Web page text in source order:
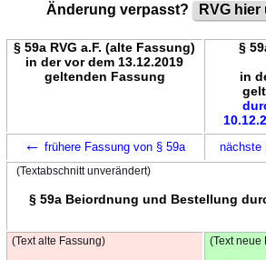
Änderung verpasst? RVG
§ 59a RVG a.F. (alte Fassung)
in der vor dem 13.12.2019
geltenden Fassung
§
in
← frühere Fassung von § 59a nächste
(Textabschnitt unverändert)
§ 59a Beiordnung und Bestellung
(Text alte Fassung) (Text neue